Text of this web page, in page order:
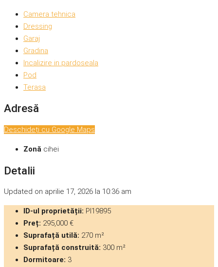
Camera tehnica
Dressing
Garaj
Gradina
Incalizire in pardoseala
Pod
Terasa
Adresă
Deschideți cu Google Maps
Zonă cihei
Detalii
Updated on aprilie 17, 2026 la 10:36 am
ID-ul proprietății: PI19895
Preț: 295,000 €
Suprafață utilă: 270 m²
Suprafață construită: 300 m²
Dormitoare: 3